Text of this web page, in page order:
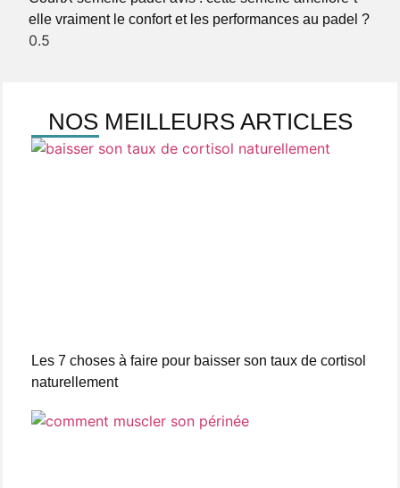
elle vraiment le confort et les performances au padel ?
NOS MEILLEURS ARTICLES
Les 7 choses à faire pour baisser son taux de cortisol
naturellement